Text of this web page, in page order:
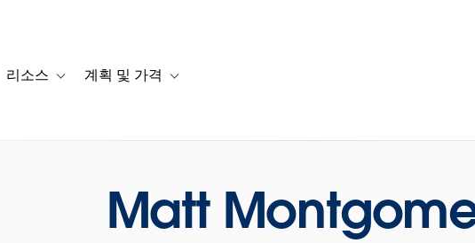
for 고객 스토리
sub-navigation for 솔루션
리소스 Toggle sub-navigation for 리소스
계획 및 가격 Toggle sub-navigation for 계획 및 가격
Matt